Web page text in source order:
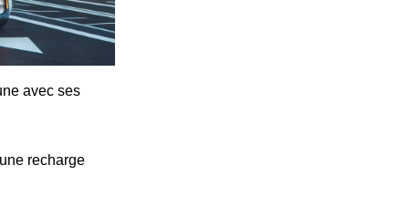
avec ses
recharge